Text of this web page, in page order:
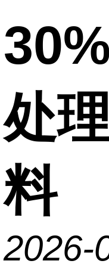
处
料
2026-